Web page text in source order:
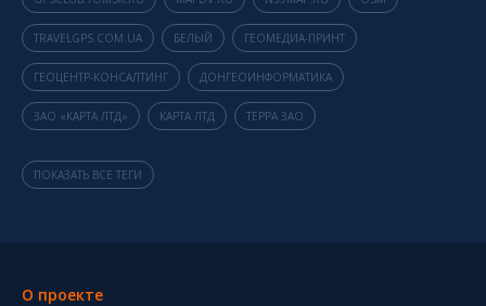
TRAVELGPS.COM.UA БЕЛЫЙ ГЕОМЕДИА-ПРИНТ
ГЕОЦЕНТР-КОНСАЛТИНГ ДОНГЕОИНФОРМАТИКА
ЗАО «КАРТА ЛТД» КАРТА ЛТД ТЕРРА ЗАО
ПОКАЗАТЬ ВСЕ ТЕГИ
О проекте